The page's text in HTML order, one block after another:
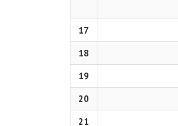
17
18
19
20
21